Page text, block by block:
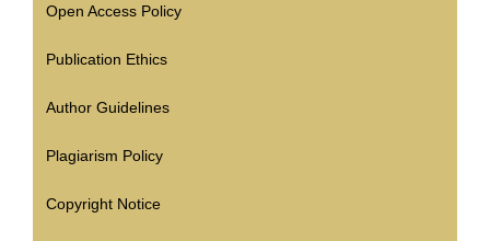
Open Access Policy
Publication Ethics
Author Guidelines
Plagiarism Policy
Copyright Notice